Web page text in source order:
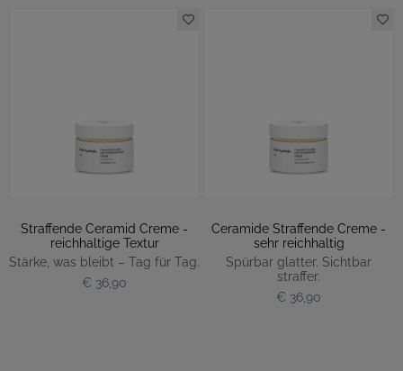
Straffende Ceramid Creme -
reichhaltige Textur
Stärke, was bleibt – Tag für Tag.
€ 36,90
Ceramide Straffende Creme -
sehr reichhaltig
Spürbar glatter. Sichtbar
straffer.
€ 36,90